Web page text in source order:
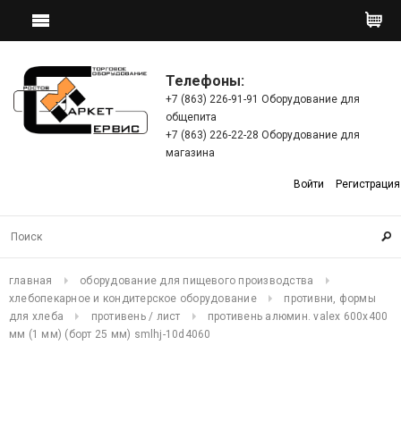
Телефоны:
+7 (863) 226-91-91 Оборудование для
общепита
+7 (863) 226-22-28 Оборудование для
магазина
Войти Регистрация
главная
оборудование для пищевого производства
хлебопекарное и кондитерское оборудование
противни, формы
для хлеба
противень / лист
противень алюмин. valex 600х400
мм (1 мм) (борт 25 мм) smlhj-10d4060